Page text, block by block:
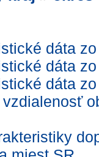
dáta
dáta
dáta